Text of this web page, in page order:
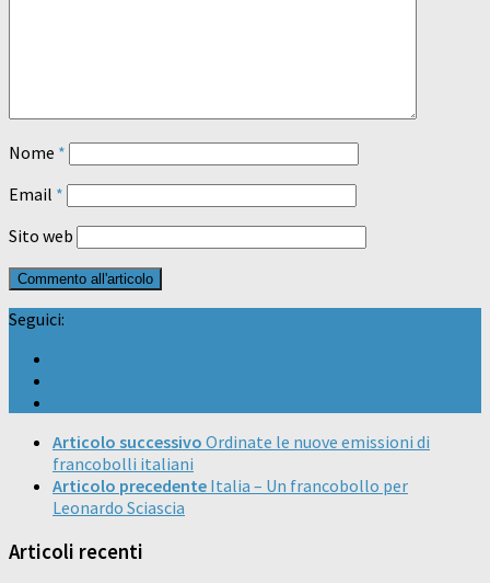
Nome *
Email *
Sito web
Seguici:
Articolo successivo Ordinate le nuove emissioni di
francobolli italiani
Articolo precedente Italia – Un francobollo per
Leonardo Sciascia
Articoli recenti